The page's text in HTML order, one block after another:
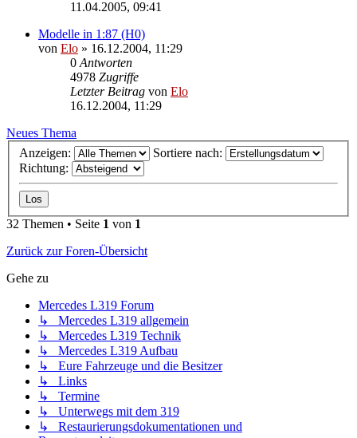
11.04.2005, 09:41
Modelle in 1:87 (H0)
von Elo » 16.12.2004, 11:29
0 Antworten
4978 Zugriffe
Letzter Beitrag von Elo
16.12.2004, 11:29
Neues Thema
Anzeigen:
Sortiere nach:
Richtung:
32 Themen • Seite 1 von 1
Zurück zur Foren-Übersicht
Gehe zu
Mercedes L319 Forum
↳ Mercedes L319 allgemein
↳ Mercedes L319 Technik
↳ Mercedes L319 Aufbau
↳ Eure Fahrzeuge und die Besitzer
↳ Links
↳ Termine
↳ Unterwegs mit dem 319
↳ Restaurierungsdokumentationen und